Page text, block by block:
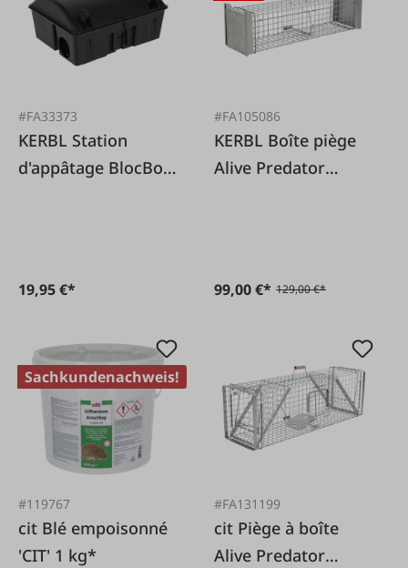
#FA33373
KERBL Station
d'appâtage BlocBox
19,95 €*
#FA105086
KERBL Boîte piège
Alive Predator
99,00 €* 129,00 €*
Sachkundenachweis!
#119767
cit Blé empoisonné
'CIT' 1 kg*
#FA131199
cit Piège à boîte
Alive Predator